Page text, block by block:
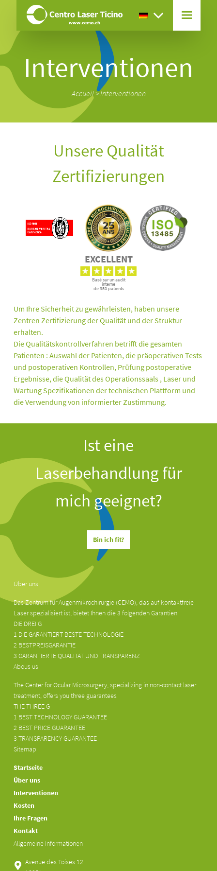
Interventionen
Accueil>Interventionen
Unsere Qualität
Zertifizierungen
EXCELLENT
Basé sur un audit
interne
de 350 patients
Um Ihre Sicherheit zu gewährleisten, haben unsere
Zentren Zertifizierung der Qualität und der Struktur
erhalten.
Die Qualitätskontrollverfahren betrifft die gesamten
Patienten : Auswahl der Patienten, die präoperativen Tests
und postoperativen Kontrollen, Prüfung postoperative
Ergebnisse, die Qualität des Operationssaals , Laser und
Wartung Spezifikationen der technischen Plattform und
die Verwendung von informierter Zustimmung.
Ist eine
Laserbehandlung für
mich geeignet?
Bin ich fit?
Über uns
Das Zentrum für Augenmikrochirurgie (CEMO), das auf kontaktfreie
Laser spezialisiert ist, bietet Ihnen die 3 folgenden Garantien:
DIE DREI G
1 DIE GARANTIERT BESTE TECHNOLOGIE
2 BESTPREISGARANTIE
3 GARANTIERTE QUALITÄT UND TRANSPARENZ
Abous us
The Center for Ocular Microsurgery, specializing in non-contact laser
treatment, offers you three guarantees
THE THREE G
1 BEST TECHNOLOGY GUARANTEE
2 BEST PRICE GUARANTEE
3 TRANSPARENCY GUARANTEE
Sitemap
Startseite
Über uns
Interventionen
Kosten
Ihre Fragen
Kontakt
Allgemeine Informationen
Avenue des Toises 12